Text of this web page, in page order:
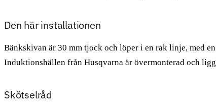
Den här installationen
Bänkskivan är 30 mm tjock och löper i en rak linje, med
Induktionshällen från Husqvarna är övermonterad och
Skötselråd